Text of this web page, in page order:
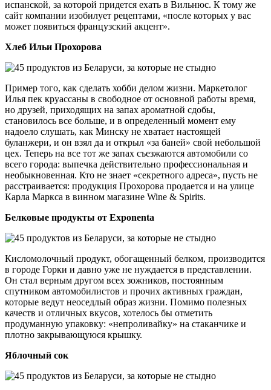
испанской, за которой придется ехать в Вильнюс. К тому же
сайт компании изобилует рецептами, «после которых у вас
может появиться французский акцент».
Хлеб Ильи Прохорова
Пример того, как сделать хобби делом жизни. Маркетолог
Илья пек круассаны в свободное от основной работы время,
но друзей, приходящих на запах ароматной сдобы,
становилось все больше, и в определенный момент ему
надоело слушать, как Минску не хватает настоящей
буланжери, и он взял да и открыл «за баней» свой небольшой
цех. Теперь на все тот же запах съезжаются автомобили со
всего города: выпечка действительно профессиональная и
необыкновенная. Кто не знает «секретного адреса», пусть не
расстраивается: продукция Прохорова продается и на улице
Карла Маркса в винном магазине Wine & Spirits.
Белковые продукты от Exponenta
Кисломолочный продукт, обогащенный белком, производится
в городе Горки и давно уже не нуждается в представлении.
Он стал верным другом всех зожников, постоянным
спутником автомобилистов и прочих активных граждан,
которые ведут неоседлый образ жизни. Помимо полезных
качеств и отличных вкусов, хотелось бы отметить
продуманную упаковку: «непроливайку» на стаканчике и
плотно закрывающуюся крышку.
Яблочный сок